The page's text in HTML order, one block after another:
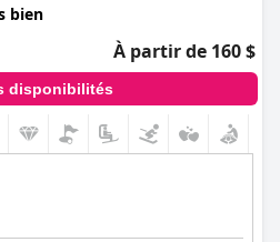
bien
À partir de 160 $
disponibilités